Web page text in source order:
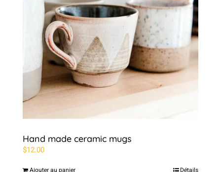
Hand made ceramic mugs
$12.00
Ajouter au panier Détails